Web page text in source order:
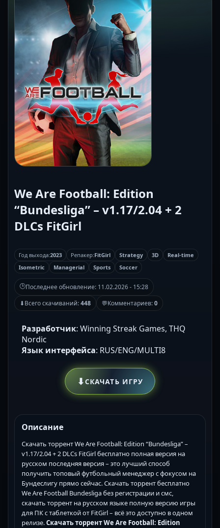
We Are Football: Edition
“Bundesliga” – v1.17/2.04 + 2
DLCs FitGirl
Год выхода:2023 Репакер:FitGirl Strategy 3D
Real-time
Isometric
Managerial Sports Soccer
🕒Последнее обновление: 11.02.2026 - 15:28
⬇Всего скачиваний:448 💬Комментариев:0
Разработчик: Winning Streak Games, THQ
Nordic
Язык интерфейса: RUS/ENG/MULTI8
⬇СКАЧАТЬ ИГРУ
Описание
Скачать торрент We Are Football: Edition “Bundesliga” –
v1.17/2.04 + 2 DLCs FitGirl бесплатно полная версия на
русском последняя версия – это лучший способ
получить топовый футбольный менеджер с фокусом на
Бундеслигу прямо сейчас. Скачать торрент бесплатно
We Are Football Bundesliga без регистрации и смс,
скачать торрент на русском языке полную версию игры
для ПК с таблеткой от FitGirl – всё это доступно в одном
релизе.Скачать торрент We Are Football: Edition